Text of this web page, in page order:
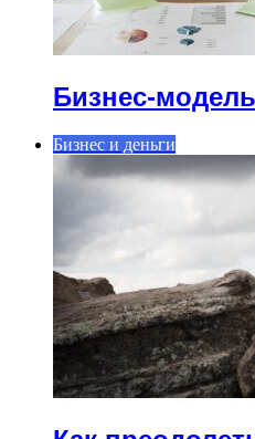
Бизнес-
Бизнес и деньги